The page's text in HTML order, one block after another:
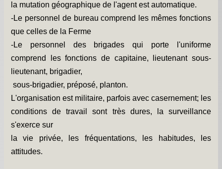
la mutation géographique de l'agent est automatique.
-Le personnel de bureau comprend les mêmes fonctions
que celles de la Ferme
-Le personnel des brigades qui porte l'uniforme
comprend les fonctions de capitaine, lieutenant sous-
lieutenant, brigadier,
sous-brigadier, préposé, planton.
L'organisation est militaire, parfois avec casernement; les
conditions de travail sont très dures, la surveillance
s'exerce sur
la vie privée, les fréquentations, les habitudes, les
attitudes.